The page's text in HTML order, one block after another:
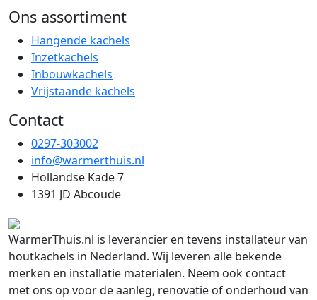
Ons assortiment
Hangende kachels
Inzetkachels
Inbouwkachels
Vrijstaande kachels
Contact
0297-303002
info@warmerthuis.nl
Hollandse Kade 7
1391 JD Abcoude
WarmerThuis.nl is leverancier en tevens installateur van
houtkachels in Nederland. Wij leveren alle bekende
merken en installatie materialen. Neem ook contact
met ons op voor de aanleg, renovatie of onderhoud van